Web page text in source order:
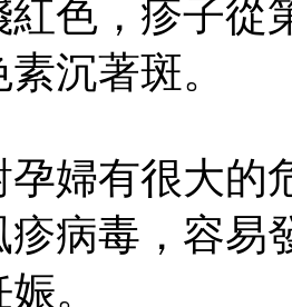
紅色，疹子從
沉著斑。
有很大的
疹病毒，容易
。